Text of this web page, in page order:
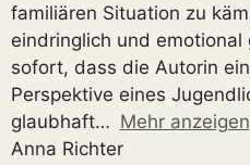
familiären Situation zu
eindringlich und
sofort, dass die Autorin
Perspektive eines
glaubhaft
Mehr anzeigen
Anna Richter